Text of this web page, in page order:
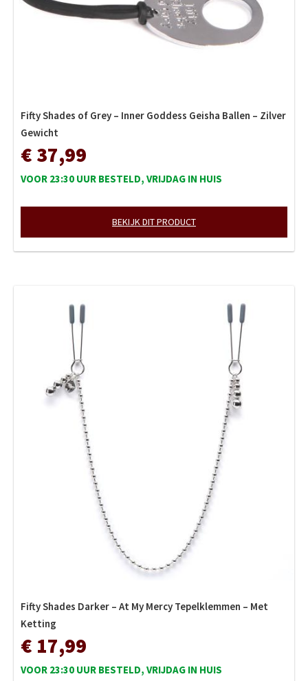
Fifty Shades of Grey – Inner Goddess Geisha Ballen – Zilver
Gewicht
€ 37,99
VOOR 23:30 UUR BESTELD, VRIJDAG IN HUIS
BEKIJK DIT PRODUCT
Fifty Shades Darker – At My Mercy Tepelklemmen – Met
Ketting
€ 17,99
VOOR 23:30 UUR BESTELD, VRIJDAG IN HUIS